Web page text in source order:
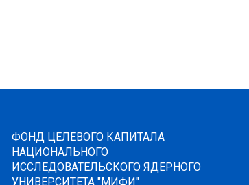
ФОНД ЦЕЛЕВОГО КАПИТАЛА
НАЦИОНАЛЬНОГО
ИССЛЕДОВАТЕЛЬСКОГО ЯДЕРНОГО
УНИВЕРСИТЕТА "МИФИ"